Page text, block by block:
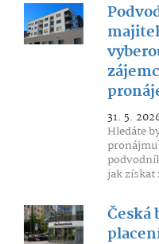
31. 5.
Hledáte
jak získat
Česká